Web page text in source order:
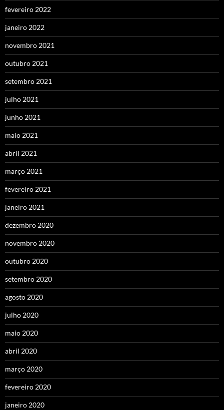
fevereiro 2022
janeiro 2022
novembro 2021
outubro 2021
setembro 2021
julho 2021
junho 2021
maio 2021
abril 2021
março 2021
fevereiro 2021
janeiro 2021
dezembro 2020
novembro 2020
outubro 2020
setembro 2020
agosto 2020
julho 2020
maio 2020
abril 2020
março 2020
fevereiro 2020
janeiro 2020